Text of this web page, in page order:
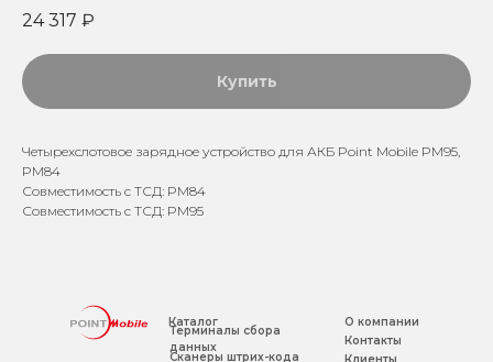
24 317 ₽
Купить
Четырехслотовое зарядное устройство для АКБ Point Mobile PM95,
PM84
Совместимость с ТСД: PM84
Совместимость с ТСД: PM95
Каталог
Контакты
Клиенты
О компании
Терминалы сбора
данных
Сканеры штрих-кода